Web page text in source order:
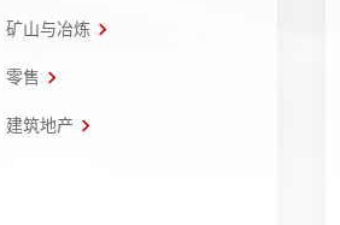
矿山与冶炼
零售
建筑地产